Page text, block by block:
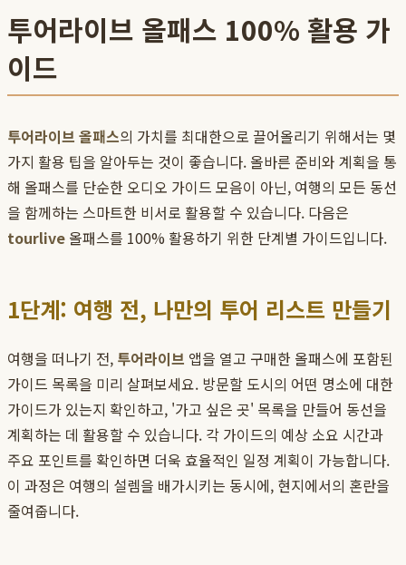
투어라이브 올패스 100% 활용 가
이드
투어라이브 올패스의 가치를 최대한으로 끌어올리기 위해서는 몇
가지 활용 팁을 알아두는 것이 좋습니다. 올바른 준비와 계획을 통
해 올패스를 단순한 오디오 가이드 모음이 아닌, 여행의 모든 동선
을 함께하는 스마트한 비서로 활용할 수 있습니다. 다음은
tourlive 올패스를 100% 활용하기 위한 단계별 가이드입니다.
1단계: 여행 전, 나만의 투어 리스트 만들기
여행을 떠나기 전, 투어라이브 앱을 열고 구매한 올패스에 포함된
가이드 목록을 미리 살펴보세요. 방문할 도시의 어떤 명소에 대한
가이드가 있는지 확인하고, '가고 싶은 곳' 목록을 만들어 동선을
계획하는 데 활용할 수 있습니다. 각 가이드의 예상 소요 시간과
주요 포인트를 확인하면 더욱 효율적인 일정 계획이 가능합니다.
이 과정은 여행의 설렘을 배가시키는 동시에, 현지에서의 혼란을
줄여줍니다.